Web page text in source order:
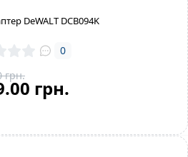
DeWALT DCB094K
0
грн.
грн.